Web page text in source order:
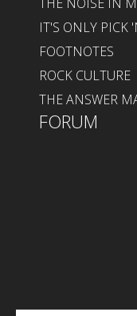
IT'S ONLY PICK
FOOTNOTES
ROCK CULTURE
THE ANSWER
FORUM